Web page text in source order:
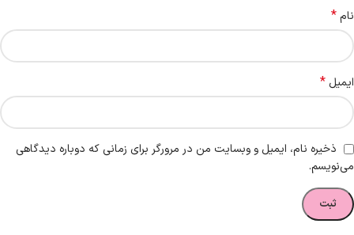
نام*
ایمیل *
ذخیره نام، ایمیل و وبسایت من در مرورگر برای زمانی که دوباره دیدگاهی
می‌نویسم.